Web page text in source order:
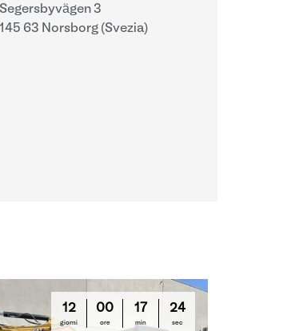
Segersbyvägen 3
145 63 Norsborg (Svezia)
12
giorni
00
ore
17
min
23
sec